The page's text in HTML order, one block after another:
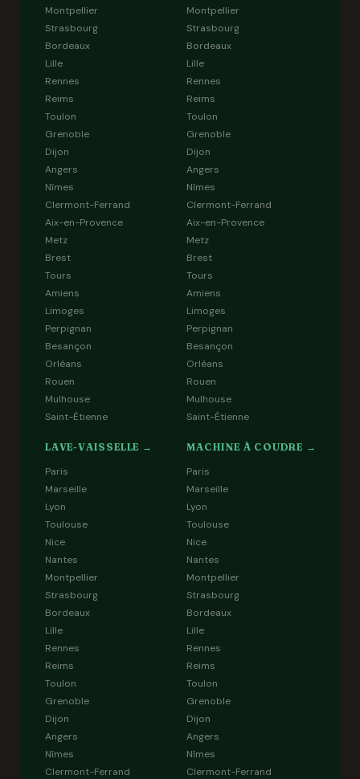
Montpellier
Strasbourg
Bordeaux
Lille
Rennes
Reims
Toulon
Grenoble
Dijon
Angers
Nîmes
Clermont-Ferrand
Aix-en-Provence
Metz
Brest
Tours
Amiens
Limoges
Perpignan
Besançon
Orléans
Rouen
Mulhouse
Saint-Étienne
Montpellier
Strasbourg
Bordeaux
Lille
Rennes
Reims
Toulon
Grenoble
Dijon
Angers
Nîmes
Clermont-Ferrand
Aix-en-Provence
Metz
Brest
Tours
Amiens
Limoges
Perpignan
Besançon
Orléans
Rouen
Mulhouse
Saint-Étienne
LAVE-VAISSELLE →
Paris
Marseille
Lyon
Toulouse
Nice
Nantes
Montpellier
Strasbourg
Bordeaux
Lille
Rennes
Reims
Toulon
Grenoble
Dijon
Angers
Nîmes
Clermont-Ferrand
MACHINE À COUDRE →
Paris
Marseille
Lyon
Toulouse
Nice
Nantes
Montpellier
Strasbourg
Bordeaux
Lille
Rennes
Reims
Toulon
Grenoble
Dijon
Angers
Nîmes
Clermont-Ferrand